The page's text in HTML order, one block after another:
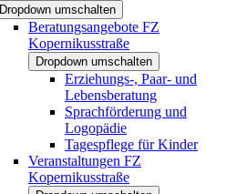
Dropdown umschalten
Beratungsangebote FZ
Kopernikusstraße
Dropdown umschalten
Erziehungs-, Paar- und
Lebensberatung
Sprachförderung und
Logopädie
Tagespflege für Kinder
Veranstaltungen FZ
Kopernikusstraße